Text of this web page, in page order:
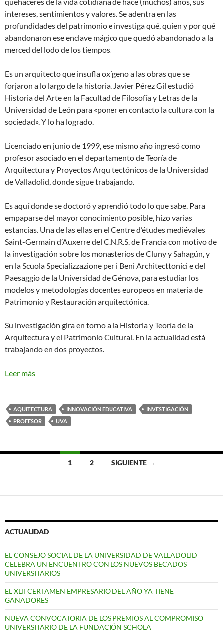
quehaceres de la vida cotidiana de hace (muchos) años, sus
intereses, sentimientos y valores. Se adentra en las
profundidades del patrimonio e investiga qué, quien y por qué
abandonaron ese enclave mágico que quedó abandonado a la
merced del lodo de los tiempos.
Es un arquitecto que insufla oxígeno a las obras que se
forjaron a lo largo de la historia. Javier Pérez Gil estudió
Historia del Arte en la Facultad de Filosofía y Letras de la
Universidad de León para «poner en contacto la cultura con la
sociedad». Y lo ha logrado.
Licenciado en junio de 1999, ese mismo año ingresó como
profesor asociado en el departamento de Teoría de
Arquitectura y Proyectos Arquitectónicos de la Universidad
de Valladolid, donde sigue trabajando.
Es aquí donde se doctoró y aprendió todo lo que sabe. Para
empaparse del mayor conocimiento posible, hizo varias
estancias. Una de las ellas en el Centre d’études mediévales
Saint-Germain d’Auxerre del C.N.R.S. de Francia con motivo de
la investigación sobre los monasterios de Cluny y Sahagún, y
en la Scuola Specializzazione per i Beni Architecttonici e del
Paesaggio de la Universidad de Génova, para estudiar los
modelos y metodologías docentes europeos en materia de
Patrimonio y Restauración arquitectónica.
Su investigación gira en torno a la Historia y Teoría de la
Arquitectura y el Patrimonio Cultural. En la actualidad está
trabajando en dos proyectos.
Leer más
AQUITECTURA INNOVACIÓN EDUCATIVA
INVESTIGACIÓN
PROFESOR
UVA
las
1 2 SIGUIENTE →
ACTUALIDAD
EL CONSEJO SOCIAL DE LA UNIVERSIDAD DE VALLADOLID
CELEBRA UN ENCUENTRO CON LOS NUEVOS BECADOS
UNIVERSITARIOS
EL XLII CERTAMEN EMPRESARIO DEL AÑO YA TIENE
GANADORES
NUEVA CONVOCATORIA DE LOS PREMIOS AL COMPROMISO
UNIVERSITARIO DE LA FUNDACIÓN SCHOLA